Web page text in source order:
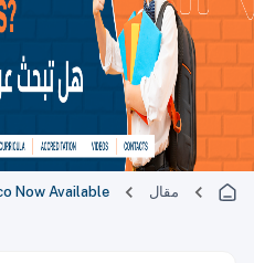
مقال Now Available!